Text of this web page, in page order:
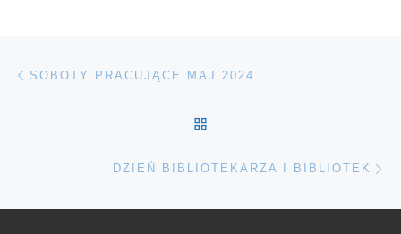
SOBOTY PRACUJĄCE MAJ 2024
DZIEŃ BIBLIOTEKARZA I BIBLIOTEK